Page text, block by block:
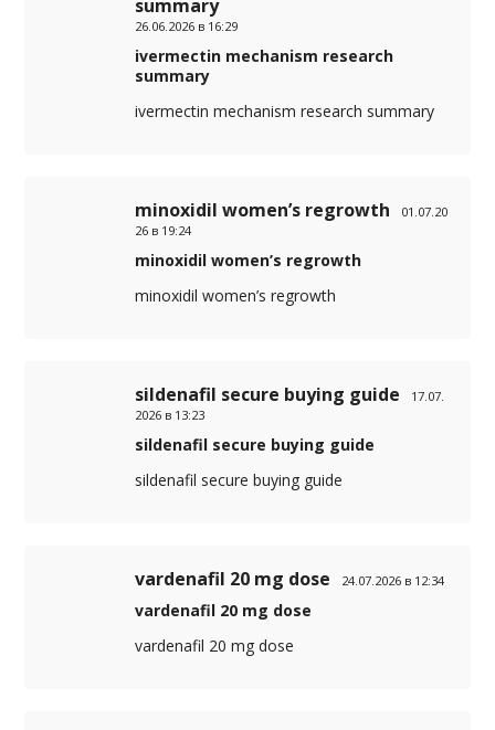
summary
26.06.2026 в 16:29
ivermectin mechanism research
summary
ivermectin mechanism research summary
minoxidil women’s regrowth
01.07.20
26 в 19:24
minoxidil women’s regrowth
minoxidil women’s regrowth
sildenafil secure buying guide
17.07.
2026 в 13:23
sildenafil secure buying guide
sildenafil secure buying guide
vardenafil 20 mg dose 24.07.2026 в 12:34
vardenafil 20 mg dose
vardenafil 20 mg dose